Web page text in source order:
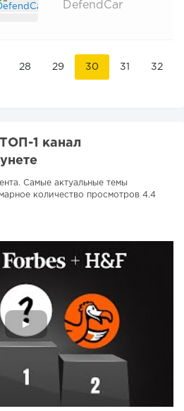
DefendCar
28 29 30 31 32
1 канал
Самые актуальные темы
количество просмотров 4.4